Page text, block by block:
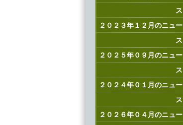
ス
２０２３年１２月のニュー
ス
２０２５年０９月のニュー
ス
２０２４年０１月のニュー
ス
２０２６年０４月のニュー